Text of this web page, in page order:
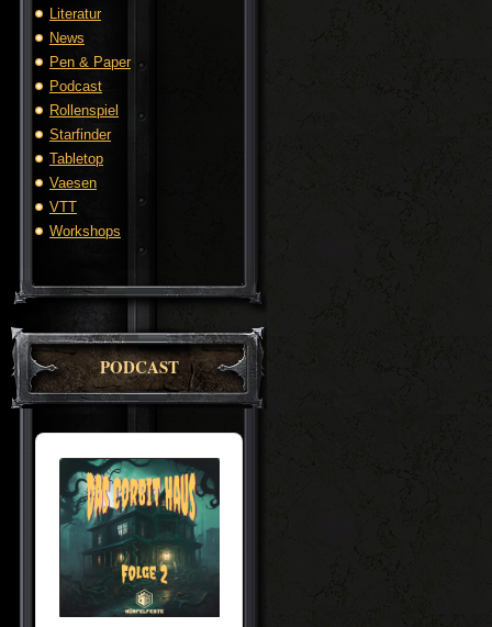
Literatur
News
Pen & Paper
Podcast
Rollenspiel
Starfinder
Tabletop
Vaesen
VTT
Workshops
PODCAST
Audio
Player